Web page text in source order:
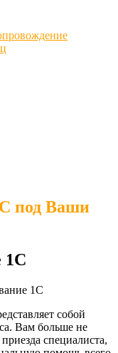
под Ваши
1С
1С
собой
Вам больше не
специалиста,